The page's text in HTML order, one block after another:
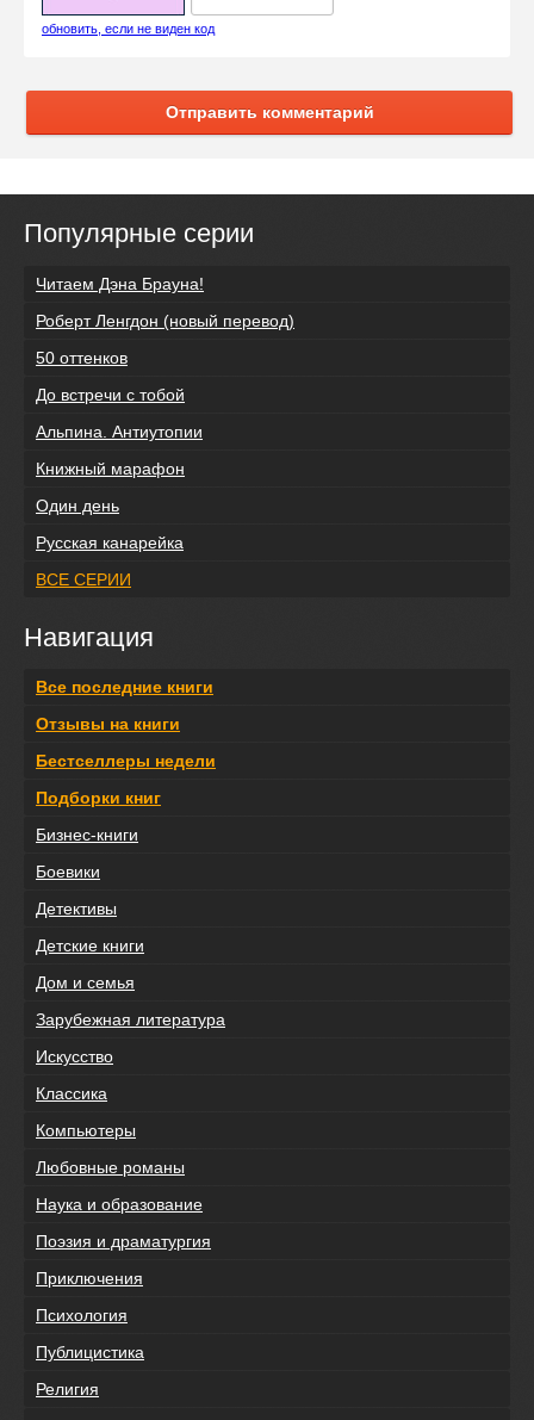
обновить, если не виден код
Отправить комментарий
Популярные серии
Читаем Дэна Брауна!
Роберт Ленгдон (новый перевод)
50 оттенков
До встречи с тобой
Альпина. Антиутопии
Книжный марафон
Один день
Русская канарейка
ВСЕ СЕРИИ
Навигация
Все последние книги
Отзывы на книги
Бестселлеры недели
Подборки книг
Бизнес-книги
Боевики
Детективы
Детские книги
Дом и семья
Зарубежная литература
Искусство
Классика
Компьютеры
Любовные романы
Наука и образование
Поэзия и драматургия
Приключения
Психология
Публицистика
Религия